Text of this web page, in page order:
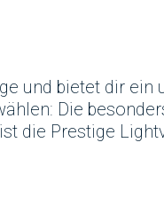
und bietet dir ein
Die
die Prestige